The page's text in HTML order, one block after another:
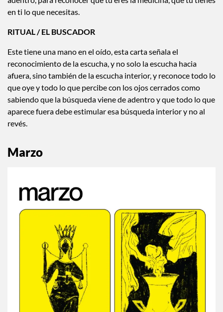
en ti lo que necesitas.
RITUAL / EL BUSCADOR
Este tiene una mano en el oído, esta carta señala el
reconocimiento de la escucha, y no solo la escucha hacia
afuera, sino también de la escucha interior, y reconoce todo lo
que oye y todo lo que percibe con los ojos cerrados como
sabiendo que la búsqueda viene de adentro y que todo lo que
aparece fuera debe estimular esa búsqueda interior y no al
revés.
Marzo